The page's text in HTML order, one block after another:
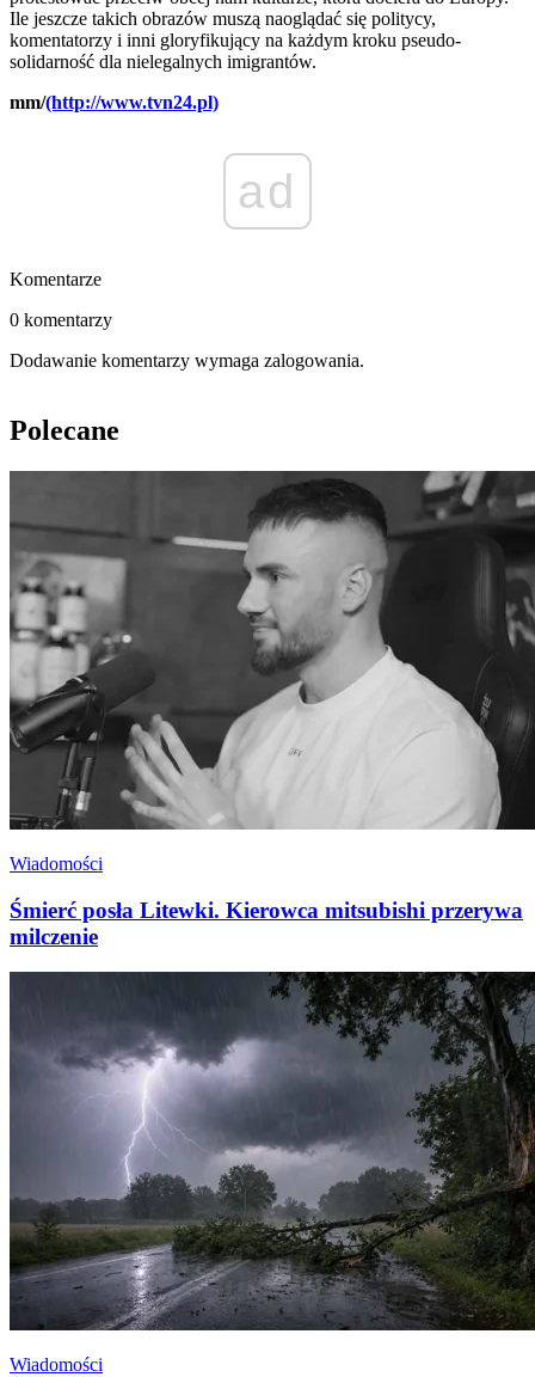
Ile jeszcze takich obrazów muszą naoglądać się politycy,
komentatorzy i inni gloryfikujący na każdym kroku pseudo-
solidarność dla nielegalnych imigrantów.
mm/(http://www.tvn24.pl)
ad
Komentarze
0 komentarzy
Dodawanie komentarzy wymaga zalogowania.
Polecane
Wiadomości
Śmierć posła Litewki. Kierowca mitsubishi przerywa
milczenie
Wiadomości